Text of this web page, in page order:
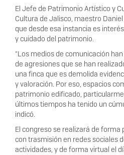
El Jefe de Patrimonio Artístico y
Cultura de Jalisco, maestro
que desde esa instancia es
y cuidado del patrimonio.
“Los medios de comunicación
de agresiones que se han
una finca que es demolida
y valoración. Por eso, espacios
patrimonio edificado,
últimos tiempos ha tenido un
indicó.
El congreso se realizará de forma
con trasmisión en redes sociales
actividades, y de forma virtual el